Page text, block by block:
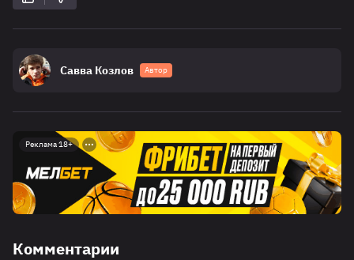
Савва Козлов Автор
Реклама 18+
Комментарии